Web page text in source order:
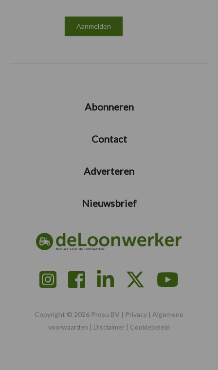
Abonneren
Contact
Adverteren
Nieuwsbrief
Copyright © 2026 Prosu BV | Privacy | Algemene
voorwaarden | Disclaimer | Cookiebeleid